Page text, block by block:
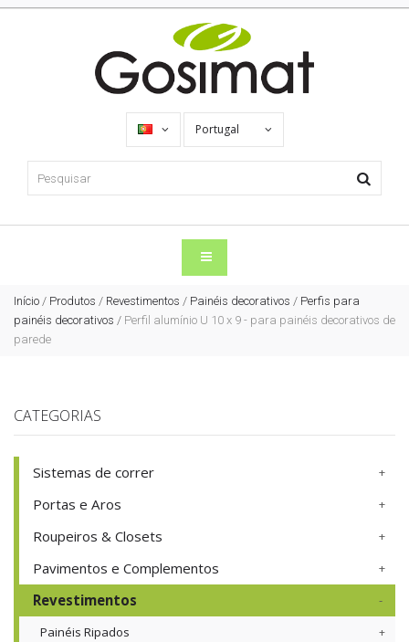
Portugal
Início / Produtos / Revestimentos / Painéis decorativos / Perfis para
painéis decorativos / Perfil alumínio U 10 x 9 - para painéis decorativos de
parede
CATEGORIAS
Sistemas de correr
Portas e Aros
Roupeiros & Closets
Pavimentos e Complementos
Revestimentos
Painéis Ripados